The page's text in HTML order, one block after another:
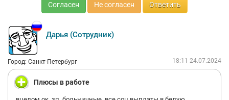
Согласен Не согласен Ответить
Дарья (Сотрудник)
Город: Санкт-Петербург 18:11 24.07.2024
Плюсы в работе